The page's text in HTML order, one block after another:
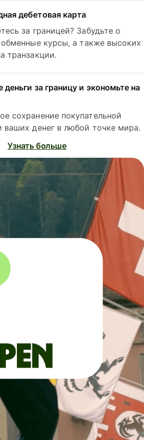
дебетовая карта
за границей? Забудьте о
обменные курсы, а также высоких
транзакции.
деньги за границу и экономьте на
сохранение покупательной
ваших денег в любой точке мира.
Узнать больше